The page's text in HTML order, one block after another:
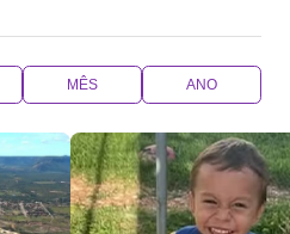
da Black Friday […]
MÊS ANO